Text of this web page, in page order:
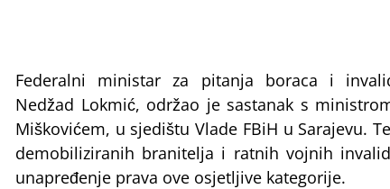
Federalni ministar za pitanja boraca i
Nedžad Lokmić, održao je sastanak s
Miškovićem, u sjedištu Vlade FBiH u Sarajevu.
demobiliziranih branitelja i ratnih vojnih
unapređenje prava ove osjetljive kategorije.